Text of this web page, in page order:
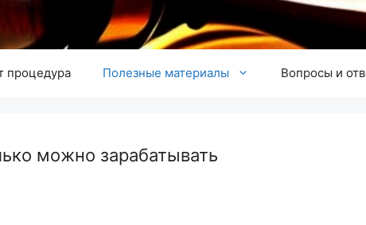
процедура Полезные материалы Вопросы и
можно зарабатывать